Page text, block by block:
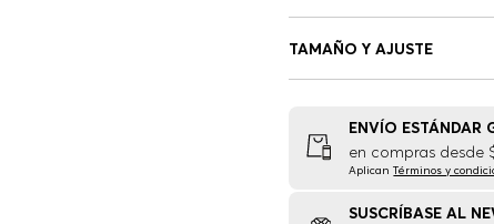
TAMAÑO Y AJUSTE
ENVÍO ESTÁNDAR
en compras desde
AplicanTérminos y
SUSCRÍBASE AL